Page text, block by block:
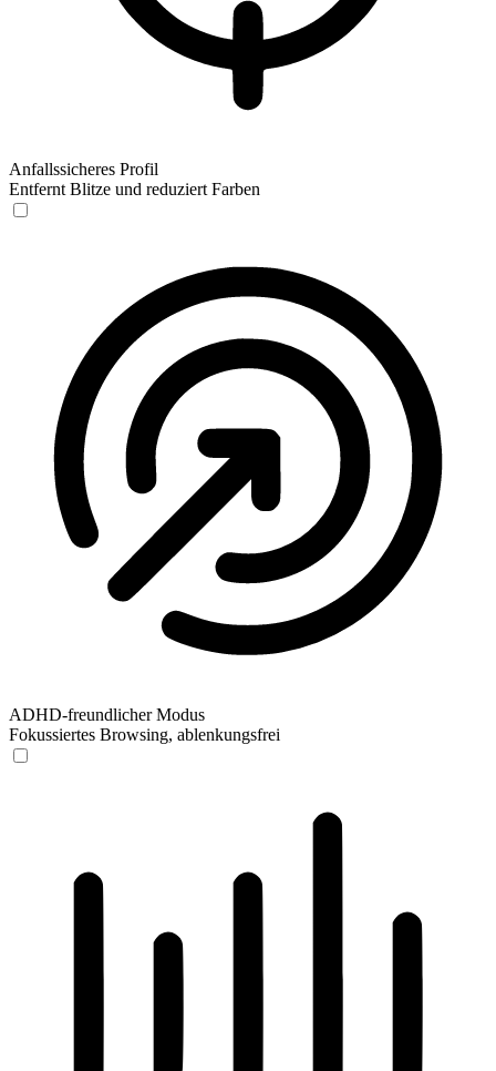
Anfallssicheres Profil
Entfernt Blitze und reduziert Farben
ADHD-freundlicher Modus
Fokussiertes Browsing, ablenkungsfrei